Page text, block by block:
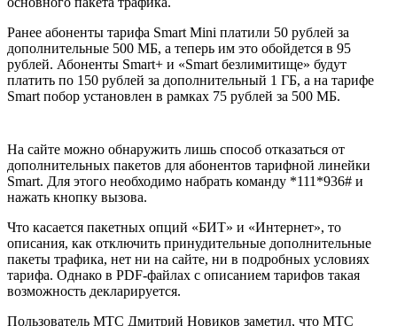
Ранее абоненты тарифа Smart Mini платили 50 рублей за
дополнительные 500 МБ, а теперь им это обойдется в 95
рублей. Абоненты Smart+ и «Smart безлимитище» будут
платить по 150 рублей за дополнительный 1 ГБ, а на тарифе
Smart побор установлен в рамках 75 рублей за 500 МБ.
На сайте можно обнаружить лишь способ отказаться от
дополнительных пакетов для абонентов тарифной линейки
Smart. Для этого необходимо набрать команду *111*936# и
нажать кнопку вызова.
Что касается пакетных опций «БИТ» и «Интернет», то
описания, как отключить принудительные дополнительные
пакеты трафика, нет ни на сайте, ни в подробных условиях
тарифа. Однако в PDF-файлах с описанием тарифов такая
возможность декларируется.
Пользователь МТС Дмитрий Новиков заметил, что МТС